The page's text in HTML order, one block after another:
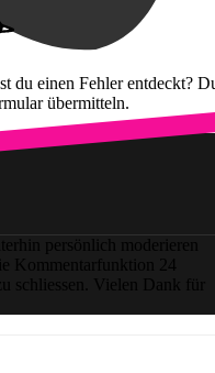
du einen Fehler entdeckt?
übermitteln.
persönlich moderieren
Kommentarfunktion 24
schliessen. Vielen Dank für